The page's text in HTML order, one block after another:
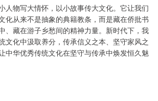
人物写大情怀，以小故事传大文化。它让我们
化从来不是抽象的典籍教条，而是藏在侨批书
、藏在游子乡愁间的精神力量。新时代下，我
文化中汲取养分，传承信义之本、坚守家风之
中华优秀传统文化在坚守与传承中焕发恒久魅